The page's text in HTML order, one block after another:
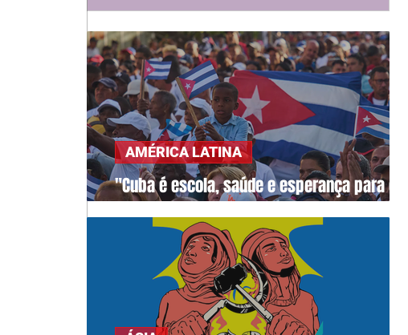
"Cuba é escola, saúde e esperança para o
AMÉRICA LATINA